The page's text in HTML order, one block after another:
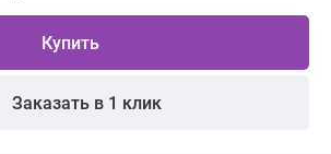
Купить
Заказать в 1 клик